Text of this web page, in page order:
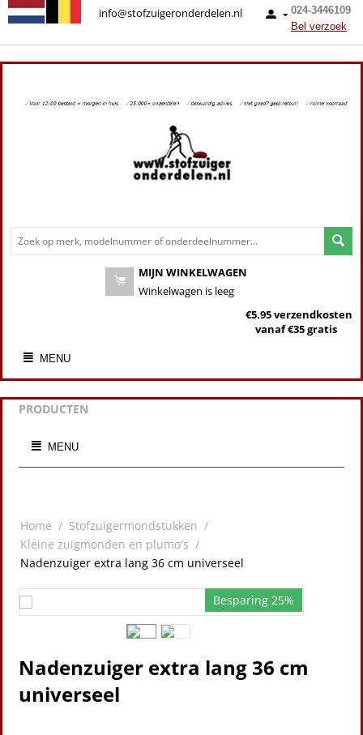
024-3446109
Bel verzoek
info@stofzuigeronderdelen.nl
MIJN WINKELWAGEN
Winkelwagen is leeg
€5.95 verzendkosten
vanaf €35 gratis
MENU
PRODUCTEN
MENU
Home / Stofzuigermondstukken /
Kleine zuigmonden en plumo's /
Nadenzuiger extra lang 36 cm universeel
Besparing 25%
Nadenzuiger extra lang 36 cm
universeel